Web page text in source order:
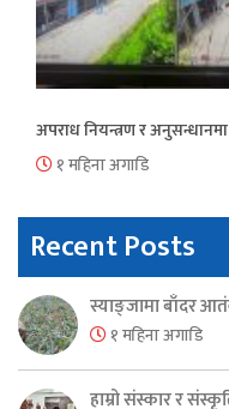
अपराध नियन्त्रण र
१ महिना अगाडि
Recent Posts
स्याङ्जामा बाँदर
१ महिना अगाडि
हाम्रो संस्कार र